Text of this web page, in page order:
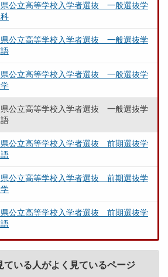
公立高等学校入学者選抜 一般選抜学
公立高等学校入学者選抜 一般選抜学
公立高等学校入学者選抜 一般選抜学
公立高等学校入学者選抜 一般選抜学
公立高等学校入学者選抜 前期選抜学
公立高等学校入学者選抜 前期選抜学
公立高等学校入学者選抜 前期選抜学
ている人がよく見ているページ